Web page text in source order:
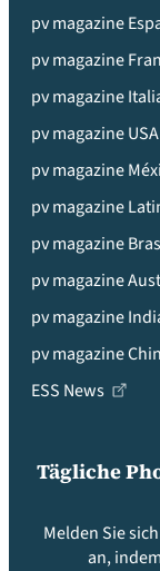
pv magazine
pv magazine
pv magazine
pv magazine USA
pv magazine
pv magazine
pv magazine
pv magazine
pv magazine
pv magazine
ESS News
Tägliche
Melden Sie
an,